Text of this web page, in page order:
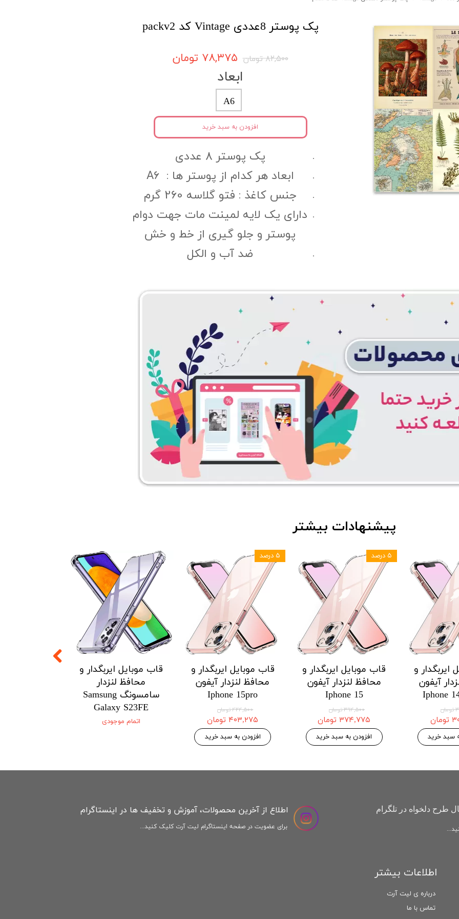
پک پوستر 8عددی Vintage کد packv2
۸۲,۵۰۰ تومان ۷۸,۳۷۵ تومان
پک پوستر 8 عددی
ابعاد هر کدام از پوستر ها : A6
جنس کاغذ :‌ فتو گلاسه 260 گرم
دارای یک لایه لمینت مات جهت دوام
پوستر و جلو گیری از خط و خش
ضد آب و الکل
ابعاد
A6
افزودن به سبد خرید
قاب موبایل ایربگدار و
محافظ لنزدار
سامسونگ Samsung
Galaxy S23FE
اتمام موجودی
قاب موبایل ایربگدار و
محافظ لنزدار آیفون
Iphone 15pro
۴۲۴,۵۰۰ تومان
۴۰۳,۲۷۵ تومان
افزودن به سبد خرید
۵ درصد
قاب موبایل ایربگدار و
محافظ لنزدار آیفون
Iphone 15
۳۹۴,۵۰۰ تومان
۳۷۴,۷۷۵ تومان
افزودن به سبد خرید
۵ درصد
ایربگدار و
آیفون
Iphone
سبد خرید
پیشنهادات بیشتر
طرح دلخواه در تلگرام
اطلاعات بیشتر
درباره ی لیت آرت
تماس با ما
اطلاع از آخرین محصولات، آموزش و تخفیف ها در اینستاگرام
برای عضویت در صفحه اینستاگرام لیت آرت کلیک کنید...